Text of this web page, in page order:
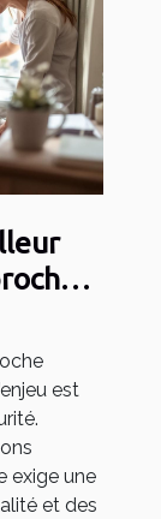
est
exige une
et des